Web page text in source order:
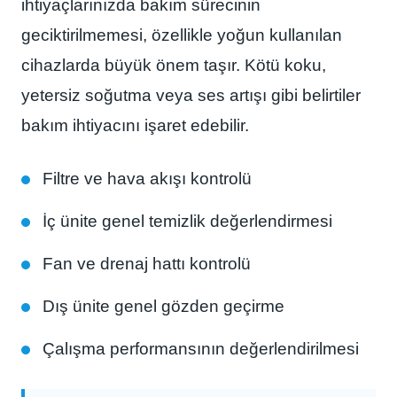
ihtiyaçlarınızda bakım sürecinin
geciktirilmemesi, özellikle yoğun kullanılan
cihazlarda büyük önem taşır. Kötü koku,
yetersiz soğutma veya ses artışı gibi belirtiler
bakım ihtiyacını işaret edebilir.
Filtre ve hava akışı kontrolü
İç ünite genel temizlik değerlendirmesi
Fan ve drenaj hattı kontrolü
Dış ünite genel gözden geçirme
Çalışma performansının değerlendirilmesi